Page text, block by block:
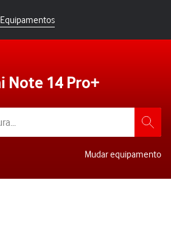
Note 14 Pro+
Mudar equipamento